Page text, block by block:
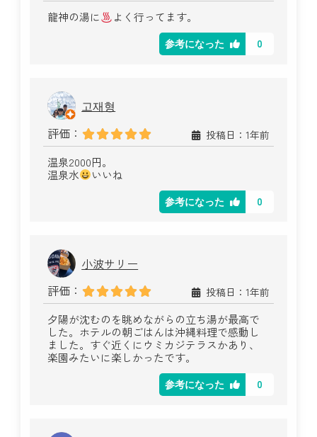
龍神の湯に よく行ってます。
参考になった 0
고재형
評価：
投稿日：1年前
温泉2000円。
温泉水
いいね
参考になった 0
小波サリー
評価：
投稿日：1年前
夕陽が沈むのを眺めながらの立ち湯が最高で
した。ホテルの朝ごはんは沖縄料理で感動し
ました。すぐ近くにウミカジテラスかあり、
楽園みたいに楽しかったです。
参考になった 0